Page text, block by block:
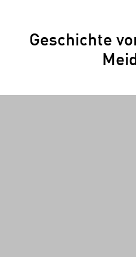
Geschichte